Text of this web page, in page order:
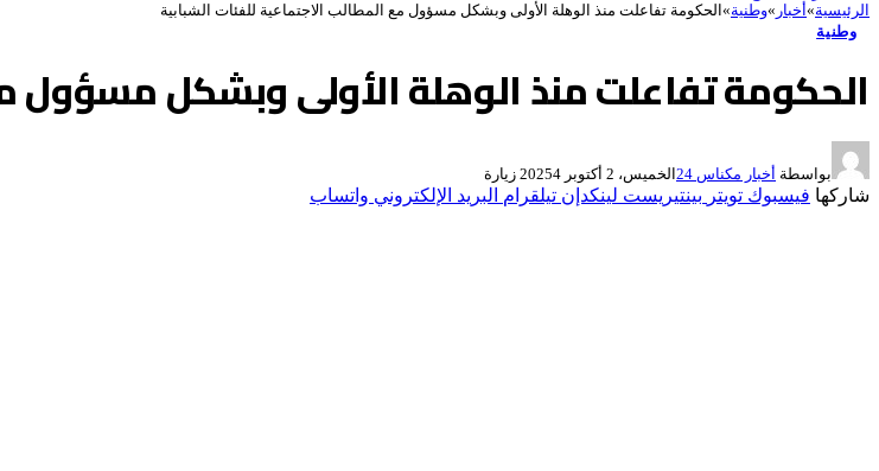
الرئيسية»أخبار »وطنية»الحكومة تفاعلت منذ الوهلة الأولى وبشكل مسؤول مع المطالب الاجتماعية للفئات الشبابية
وطنية
الحكومة تفاعلت منذ الوهلة الأولى وبشكل مسؤول
بواسطة أخبار مكناس 24 الخميس، 2 أكتوبر 2025 4 زيارة
شاركها فيسبوك تويتر بينتيريست لينكدإن تيلقرام البريد الإلكتروني واتساب